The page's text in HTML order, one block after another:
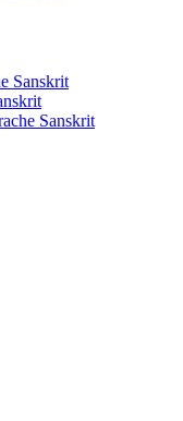
Sanskrit
Sanskrit